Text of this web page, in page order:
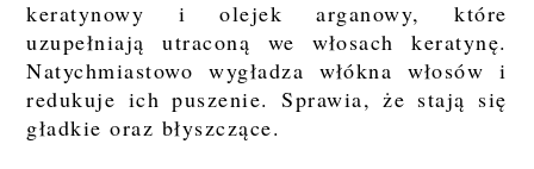
keratynowy i olejek arganowy, które
uzupełniają utraconą we włosach keratynę.
Natychmiastowo wygładza włókna włosów i
redukuje ich puszenie. Sprawia, że stają się
gładkie oraz błyszczące.